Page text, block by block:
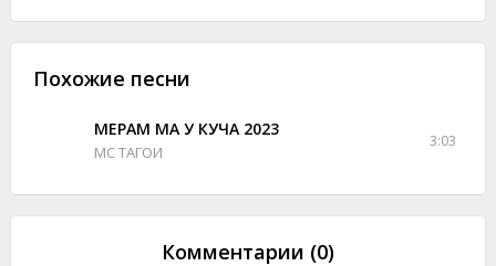
Похожие песни
МЕРАМ МА У КУЧА 2023
МС ТАГОИ
3:03
Комментарии (0)